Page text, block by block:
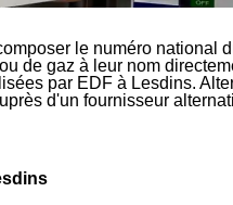
le numéro national
de gaz à leur nom
par EDF à Lesdins.
d'un fournisseur